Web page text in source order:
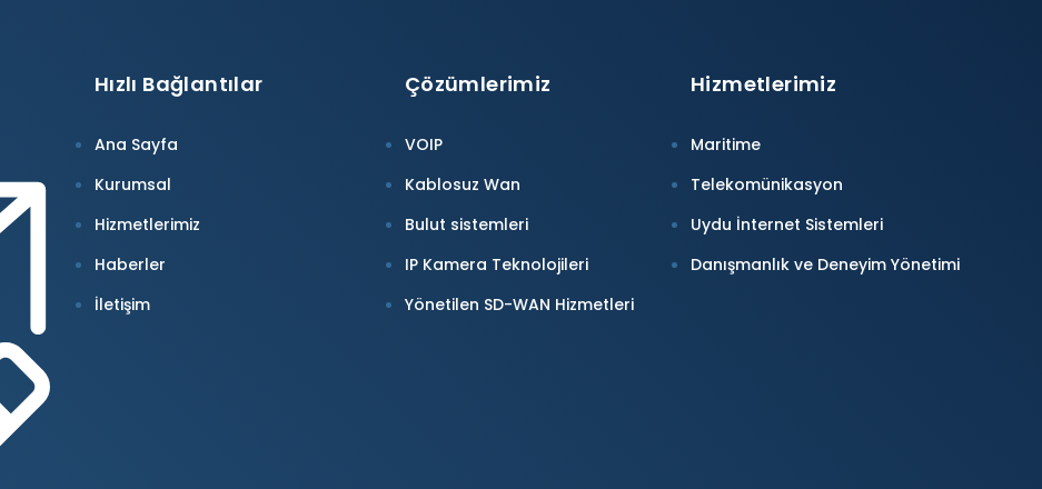
Hızlı Bağlantılar
Ana Sayfa
Kurumsal
Hizmetlerimiz
Haberler
İletişim
Çözümlerimiz
VOIP
Kablosuz Wan
Bulut sistemleri
IP Kamera Teknolojileri
Yönetilen SD-WAN Hizmetleri
Hizmetlerimiz
Maritime
Telekomünikasyon
Uydu İnternet Sistemleri
Danışmanlık ve Deneyim Yönetimi